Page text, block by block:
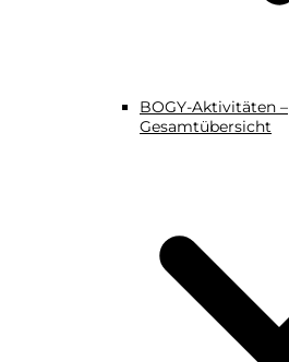
BOGY-Aktivitäten –
Gesamtübersicht